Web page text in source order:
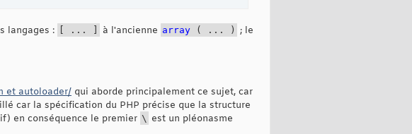
langages : ... à l'ancienne array ( ... ) ; le
et autoloader/ qui aborde principalement ce sujet, car
car la spécification du PHP précise que la structure
en conséquence le premier \ est un pléonasme